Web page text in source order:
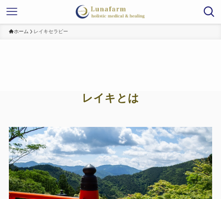
ホーム レイキセラピー
レイキとは